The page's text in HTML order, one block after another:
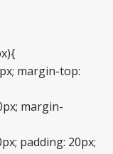
margin-top:
margin-
padding: 20px;